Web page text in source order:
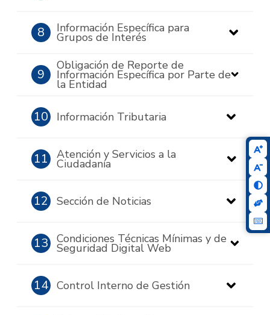
8 Información Específica para
Grupos de Interés
9
Obligación de Reporte de
Información Específica por Parte de
la Entidad
10 Información Tributaria
11 Atención y Servicios a la
Ciudadanía
12 Sección de Noticias
13 Condiciones Técnicas Mínimas y de
Seguridad Digital Web
14 Control Interno de Gestión